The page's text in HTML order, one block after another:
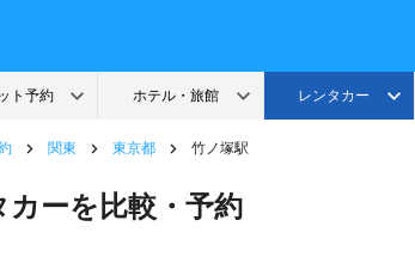
関東 東京都 竹ノ塚駅
ーを比較・予約